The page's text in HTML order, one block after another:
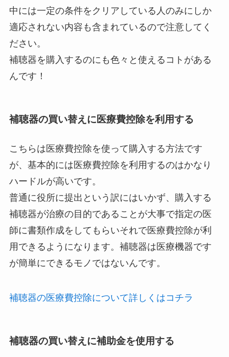
中には一定の条件をクリアしている人のみにしか
適応されない内容も含まれているので注意してく
ださい。
補聴器を購入するのにも色々と使えるコトがある
んです！
補聴器の買い替えに医療費控除を利用する
こちらは医療費控除を使って購入する方法です
が、基本的には医療費控除を利用するのはかなり
ハードルが高いです。
普通に役所に提出という訳にはいかず、購入する
補聴器が治療の目的であることが大事で指定の医
師に書類作成をしてもらいそれで医療費控除が利
用できるようになります。補聴器は医療機器です
が簡単にできるモノではないんです。
補聴器の医療費控除について詳しくはコチラ
補聴器の買い替えに補助金を使用する